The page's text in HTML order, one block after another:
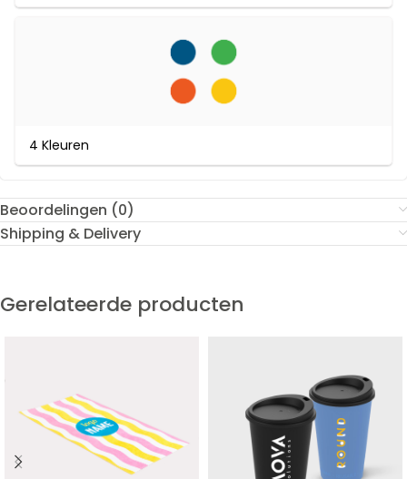
4 Kleuren
Beoordelingen (0)
Shipping & Delivery
Gerelateerde producten